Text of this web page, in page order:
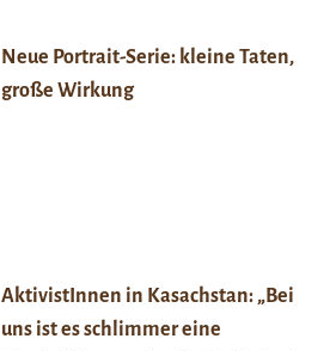
Neue Portrait-Serie: kleine Taten,
große Wirkung
AktivistInnen in Kasachstan: „Bei
uns ist es schlimmer eine